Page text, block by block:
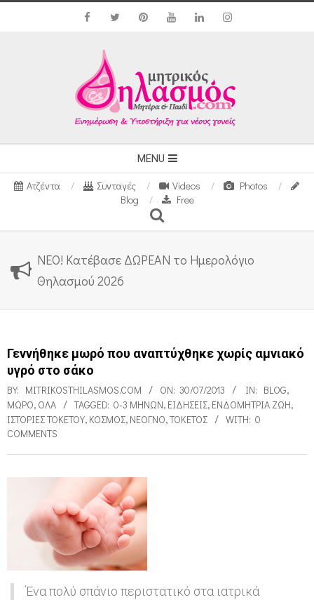
Navigation
Menu
MENU
Ατζέντα Συνταγές Videos
Photos
Blog
Free
Search
ΝΕΟ! Κατέβασε ΔΩΡΕΑΝ το Ημερολόγιο
Θηλασμού 2026
Γεννήθηκε μωρό που αναπτύχθηκε χωρίς αμνιακό
υγρό στο σάκο
BY: MITRIKOSTHILASMOS.COM ON: 30/07/2013 IN: BLOG,
ΜΩΡΌ, ΌΛΑ TAGGED: 0-3 ΜΗΝΏΝ, ΕΙΔΉΣΕΙΣ, ΕΝΔΟΜΉΤΡΙΑ ΖΩΉ,
ΙΣΤΟΡΊΕΣ ΤΟΚΕΤΟΎ, ΚΌΣΜΟΣ, ΝΕΟΓΝΌ,ΤΟΚΕΤΌΣ WITH: 0
COMMENTS
Ένα πολύ σπάνιο περιστατικό στα ιατρικά